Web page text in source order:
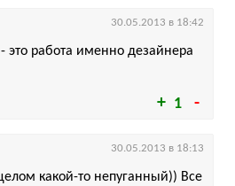
1
это работа именно дезайнера
30.05.2013 в 18:42
какой-то непуганный)) Все
30.05.2013 в 18:13